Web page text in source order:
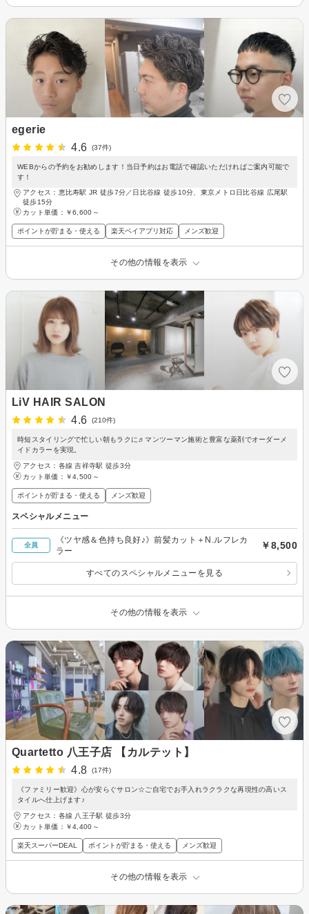
egerie
4.6
(37件)
WEBからの予約をお勧めします！当日予約はお電話で確認いただければご案内可能で
す！
アクセス：恵比寿駅 JR 徒歩7分／日比谷線 徒歩10分、東京メトロ日比谷線 広尾駅
徒歩15分
カット単価： ￥6,600～
ポイントが貯まる・使える 楽天ペイアプリ対応 メンズ歓迎
その他の情報を表示
LiV HAIR SALON
4.6
(210件)
時短スタイリングで忙しい朝もラクに♬マンツーマン施術と豊富な薬剤でオーダーメ
イドカラーを実現。
アクセス：各線 吉祥寺駅 徒歩3分
カット単価： ￥4,500～
ポイントが貯まる・使える メンズ歓迎
スペシャルメニュー
全員
《ツヤ感＆色持ち良好♪》前髪カット＋N.ルフレカ
ラー
￥8,500
すべてのスペシャルメニューを見る
その他の情報を表示
Quartetto 八王子店 【カルテット】
4.8
(17件)
《ファミリー歓迎》心が安らぐサロン☆ご自宅でお手入れラクラクな再現性の高いス
タイルへ仕上げます♪
アクセス：各線 八王子駅 徒歩3分
カット単価： ￥4,400～
楽天スーパーDEAL ポイントが貯まる・使える メンズ歓迎
その他の情報を表示